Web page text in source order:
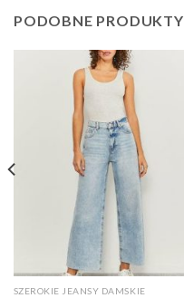
PODOBNE PRODUKTY
SZEROKIE JEANSY DAMSKIE